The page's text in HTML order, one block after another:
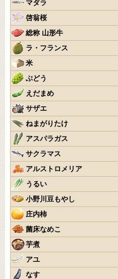
マダラ
啓翁桜
総称 山形牛
ラ・フランス
米
ぶどう
えだまめ
サザエ
ねまがりたけ
アスパラガス
サクラマス
アルストロメリア
うるい
小野川豆もやし
庄内柿
菌床なめこ
芋煮
アユ
なす